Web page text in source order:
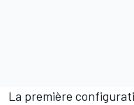
La première